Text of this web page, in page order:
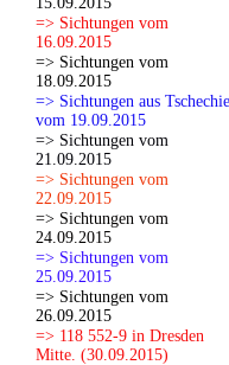
=> Sichtungen vom
16.09.2015
=> Sichtungen vom
18.09.2015
=> Sichtungen aus
vom 19.09.2015
=> Sichtungen vom
21.09.2015
=> Sichtungen vom
22.09.2015
=> Sichtungen vom
24.09.2015
=> Sichtungen vom
25.09.2015
=> Sichtungen vom
26.09.2015
=> 118 552-9 in Dresden
Mitte. (30.09.2015)